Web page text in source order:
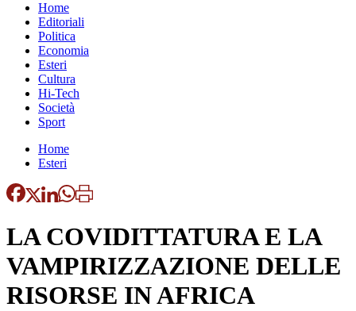
Home
Editoriali
Politica
Economia
Esteri
Cultura
Hi-Tech
Società
Sport
Home
Esteri
LA COVIDITTATURA E LA
VAMPIRIZZAZIONE DELLE
RISORSE IN AFRICA